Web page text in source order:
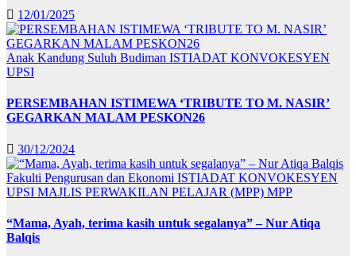
12/01/2025
Anak Kandung Suluh Budiman ISTIADAT KONVOKESYEN
UPSI
PERSEMBAHAN ISTIMEWA ‘TRIBUTE TO M. NASIR’
GEGARKAN MALAM PESKON26
30/12/2024
Fakulti Pengurusan dan Ekonomi ISTIADAT KONVOKESYEN
UPSI MAJLIS PERWAKILAN PELAJAR (MPP) MPP
“Mama, Ayah, terima kasih untuk segalanya” – Nur Atiqa
Balqis